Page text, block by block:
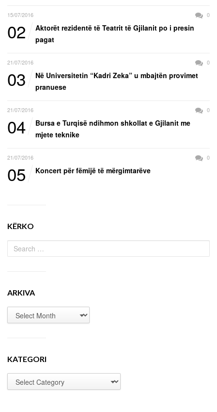
15/07/2016 0
02
Aktorët rezidentë të Teatrit të Gjilanit po i presin
pagat
21/07/2016 0
03
Në Universitetin “Kadri Zeka” u mbajtën provimet
pranuese
21/07/2016 0
04
Bursa e Turqisë ndihmon shkollat e Gjilanit me
mjete teknike
21/07/2016 0
05 Koncert për fëmijë të mërgimtarëve
KËRKO
ARKIVA
KATEGORI